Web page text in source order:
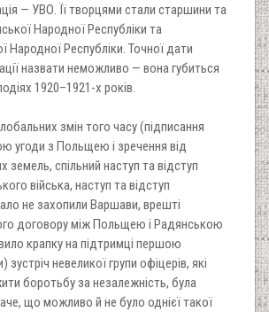
— УВО. Її творцями стали старшини та
Народної Республіки та
Народної Республіки. Точної дати
назвати неможливо — вона губиться
1920–1921-х років.
змін того часу (підписання
угоди з Польщею і зречення від
земель, спільний наступ та відступ
війська, наступ та відступ
не захопили Варшави, врешті
договору між Польщею і Радянською
крапку на підтримці першою
зустріч невеликої групи офіцерів, які
боротьбу за незалежність, була
що можливо й не було однієї такої